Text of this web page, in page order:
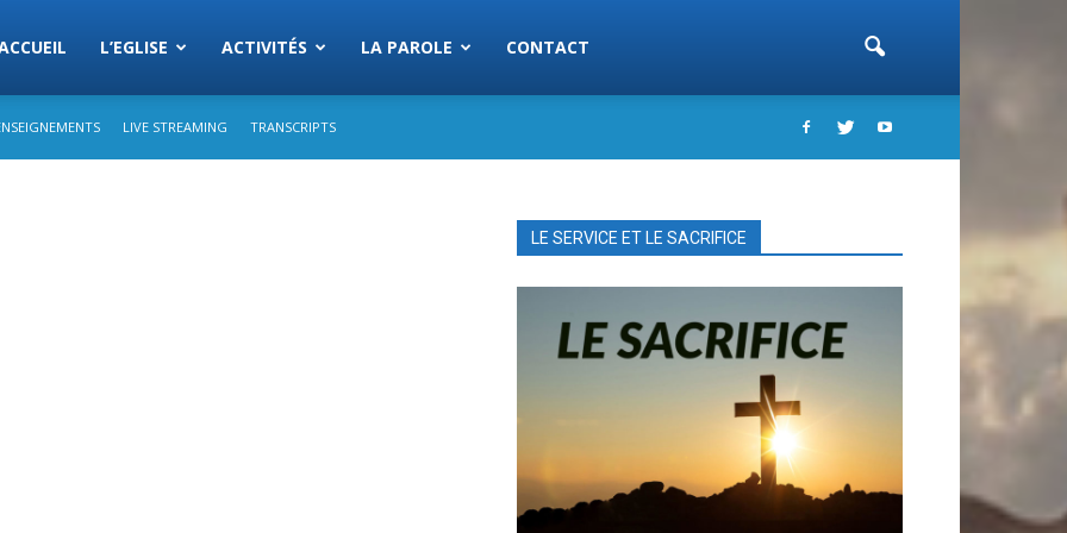
L’EGLISE ACTIVITÉS LA PAROLE CONTACT
LIVE STREAMING TRANSCRIPTS
LE SERVICE ET LE SACRIFICE